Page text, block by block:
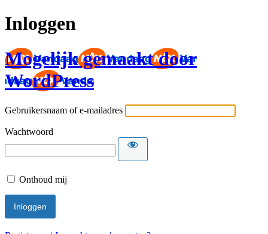
Inloggen
Mogelijk gemaakt door
WordPress
Gebruikersnaam of e-mailadres
Wachtwoord
Onthoud mij